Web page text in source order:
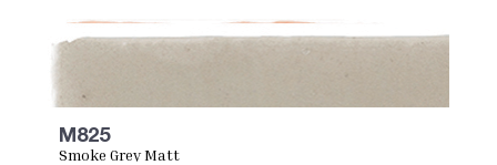
M825
Smoke Grey Matt